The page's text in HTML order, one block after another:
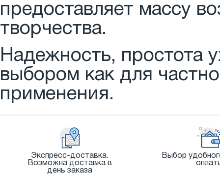
предоставляет массу
творчества.
Надежность, простота
выбором как для
применения.
Экспресс-доставка.
Возможна доставка в
день заказа
Выбор